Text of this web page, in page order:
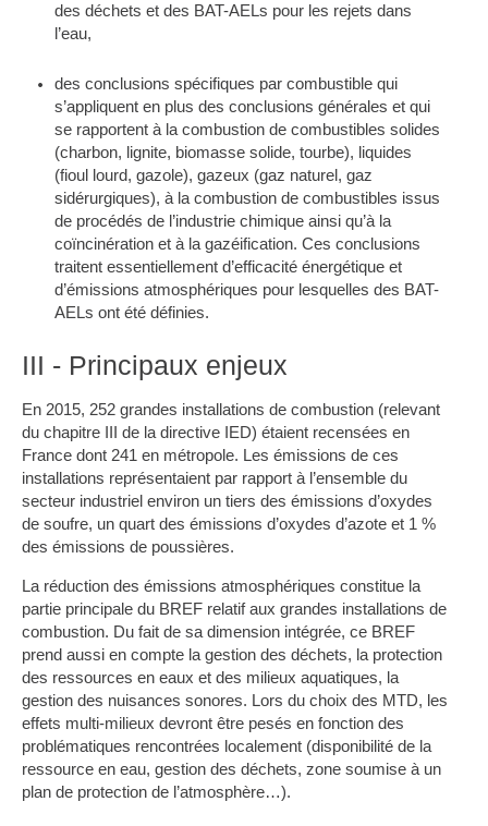
des déchets et des BAT-AELs pour les rejets dans
l’eau,
des conclusions spécifiques par combustible qui
s’appliquent en plus des conclusions générales et qui
se rapportent à la combustion de combustibles solides
(charbon, lignite, biomasse solide, tourbe), liquides
(fioul lourd, gazole), gazeux (gaz naturel, gaz
sidérurgiques), à la combustion de combustibles issus
de procédés de l’industrie chimique ainsi qu’à la
coïncinération et à la gazéification. Ces conclusions
traitent essentiellement d’efficacité énergétique et
d’émissions atmosphériques pour lesquelles des BAT-
AELs ont été définies.
III - Principaux enjeux
En 2015, 252 grandes installations de combustion (relevant
du chapitre III de la directive IED) étaient recensées en
France dont 241 en métropole. Les émissions de ces
installations représentaient par rapport à l’ensemble du
secteur industriel environ un tiers des émissions d’oxydes
de soufre, un quart des émissions d’oxydes d’azote et 1 %
des émissions de poussières.
La réduction des émissions atmosphériques constitue la
partie principale du BREF relatif aux grandes installations de
combustion. Du fait de sa dimension intégrée, ce BREF
prend aussi en compte la gestion des déchets, la protection
des ressources en eaux et des milieux aquatiques, la
gestion des nuisances sonores. Lors du choix des MTD, les
effets multi-milieux devront être pesés en fonction des
problématiques rencontrées localement (disponibilité de la
ressource en eau, gestion des déchets, zone soumise à un
plan de protection de l’atmosphère…).